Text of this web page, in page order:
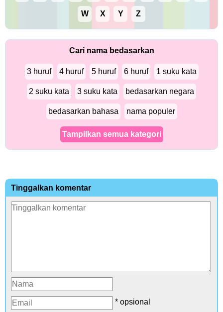
W X Y Z
Cari nama bedasarkan
3 huruf 4 huruf 5 huruf 6 huruf 1 suku kata
2 suku kata 3 suku kata bedasarkan negara
bedasarkan bahasa nama populer
Tampilkan semua kategori
Tinggalkan komentar
* opsional